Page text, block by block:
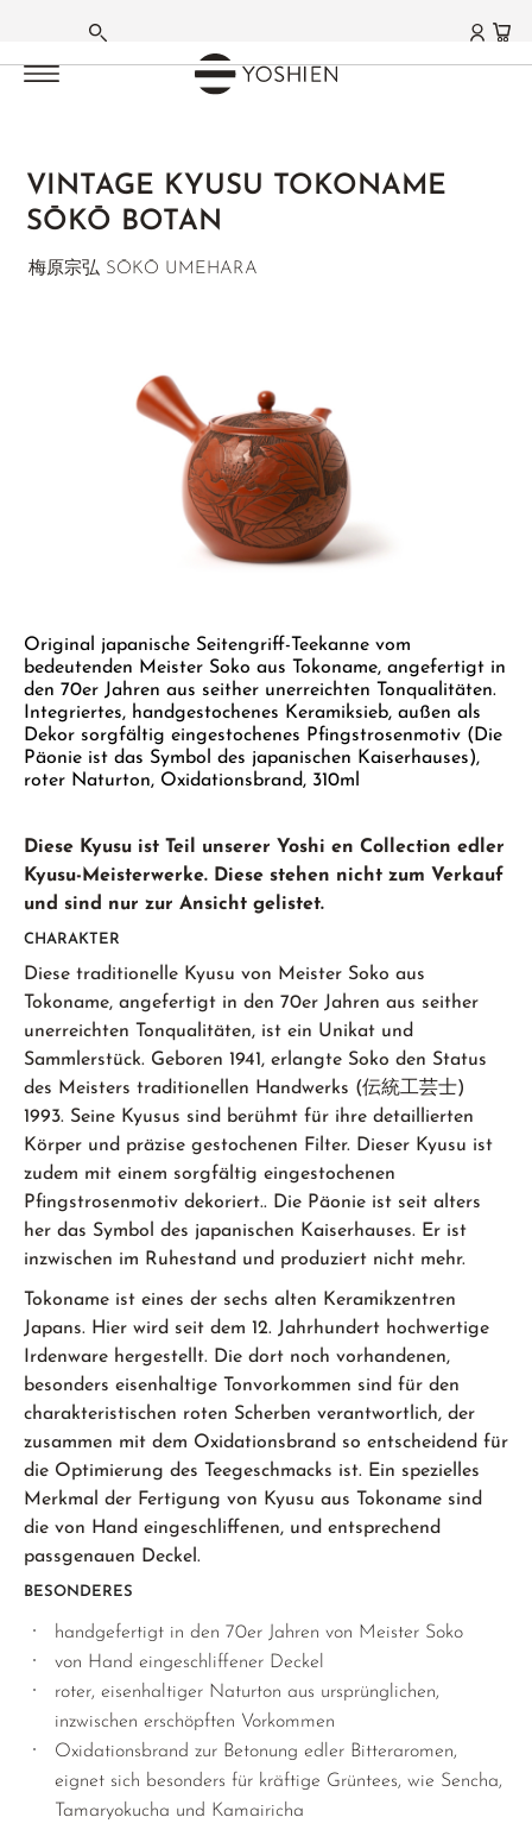
HAUPTMENÜ
MATCHA TEE
MATCHA GC1
MATCHA LATTE
MATCHABESEN
MATCHA ZUBEHÖR
MATCHA SETS
MATCHA SWEETS
EMPFEHLUNGEN
HAUPTMENÜ
JAPAN
CHINA
KOREA
TERROIRS CHINA
EMPFEHLUNGEN
SETS & GIFTS
HAUPTMENÜ
SILVER NEEDLE
BAI MU DAN
SHOU MEI
AGED WHITE
JASMIN WHITE
KENIA WHITE
DARJEELING WHITE
SETS & GIFTS
HAUPTMENÜ
TAIWAN
HIGH MOUNTAIN
GABA OOLONG
BAO ZHONG
RED OOLONG
YANCHA FELSENTEE
PHOENIX DANCONG
ZHANGPING SHUI XIAN
JAPAN
TANZANIA
THAILAND
SETS & GIFTS
HAUPTMENÜ
DARJEELING
NEPAL HOCHLAND
ASSAM
JAPAN WAKOCHA
KENIA
TÜRKEI
KLASSIKER
EMPFEHLUNGEN
HAUPTMENÜ
SHENG PU ERH
SHOU PU ERH
HEI CHA DARK TEA
SETS & GIFTS
HAUPTMENÜ
JASMINTEE
ORCHIDEENTEE
EARL GREY
MATCHA LATTE
INDIEN BLENDS
ROOIBOS BLENDS
FRÜCHTETEE
HAUPTMENÜ
HOUSE INFUSIONS
BASENTEES
BERGTEE SIDERITIS
CHINA SPEZIALITÄTEN
JAPAN SPEZIALITÄTEN
BLÜTENTEES
SELTENE INCENCES
HAUPTMENÜ
ENTLASTUNG
BITTERTEES
WINTER
FRAUEN BALANCE
TEEZUBEHÖR
TEEKANNEN
TEETASSEN & UNTERSETZER
TEEDOSEN & TEELÖFFEL
TEEZUBEHÖR
MATCHA SCHALE
MATCHABESEN
MATCHA SETS
TEEZUBEHÖR
KYUSU
MEISTERSTÜCKE
YUNOMI TEETASSEN
TETSUBIN KESSEL
WEITERES ZUBEHÖR
TEEZUBEHÖR
MATCHAWAN SCHALEN
CHASEN BESEN
CHASHAKU LÖFFEL
WEITERES ZUBEHÖR
TEEZUBEHÖR
CHAHU & GAIWAN KANNEN
PIN MING BEI TEETASSEN
CHACHUAN TEEBOOT
WEITERES ZUBEHÖR
HAUPTMENÜ
SCHOKOLADE
HAUPTMENÜ
DINING
GOURMET
HOME
HAUPTMENÜ
SETS
GESCHENKE
GUTSCHEINE
HAUPTMENÜ
JAPAN
AICHI
FUKUOKA
SHIZUOKA
HAUPTMENÜ
ENGLISCH
VINTAGE KYUSU TOKONAME
SŌKŌ BOTAN
梅原宗弘 SŌKŌ UMEHARA
Original japanische Seitengriff-Teekanne vom
bedeutenden Meister Soko aus Tokoname, angefertigt in
den 70er Jahren aus seither unerreichten Tonqualitäten.
Integriertes, handgestochenes Keramiksieb, außen als
Dekor sorgfältig eingestochenes Pfingstrosenmotiv (Die
Päonie ist das Symbol des japanischen Kaiserhauses),
roter Naturton, Oxidationsbrand, 310ml
Diese Kyusu ist Teil unserer Yoshi en Collection edler
Kyusu-Meisterwerke. Diese stehen nicht zum Verkauf
und sind nur zur Ansicht gelistet.
CHARAKTER
Diese traditionelle Kyusu von Meister Soko aus
Tokoname, angefertigt in den 70er Jahren aus seither
unerreichten Tonqualitäten, ist ein Unikat und
Sammlerstück. Geboren 1941, erlangte Soko den Status
des Meisters traditionellen Handwerks (伝統工芸士)
1993. Seine Kyusus sind berühmt für ihre detaillierten
Körper und präzise gestochenen Filter. Dieser Kyusu ist
zudem mit einem sorgfältig eingestochenen
Pfingstrosenmotiv dekoriert.. Die Päonie ist seit alters
her das Symbol des japanischen Kaiserhauses. Er ist
inzwischen im Ruhestand und produziert nicht mehr.
Tokoname ist eines der sechs alten Keramikzentren
Japans. Hier wird seit dem 12. Jahrhundert hochwertige
Irdenware hergestellt. Die dort noch vorhandenen,
besonders eisenhaltige Tonvorkommen sind für den
charakteristischen roten Scherben verantwortlich, der
zusammen mit dem Oxidationsbrand so entscheidend für
die Optimierung des Teegeschmacks ist. Ein spezielles
Merkmal der Fertigung von Kyusu aus Tokoname sind
die von Hand eingeschliffenen, und entsprechend
passgenauen Deckel.
BESONDERES
handgefertigt in den 70er Jahren von Meister Soko
von Hand eingeschliffener Deckel
roter, eisenhaltiger Naturton aus ursprünglichen,
inzwischen erschöpften Vorkommen
Oxidationsbrand zur Betonung edler Bitteraromen,
eignet sich besonders für kräftige Grüntees, wie Sencha,
Tamaryokucha und Kamairicha